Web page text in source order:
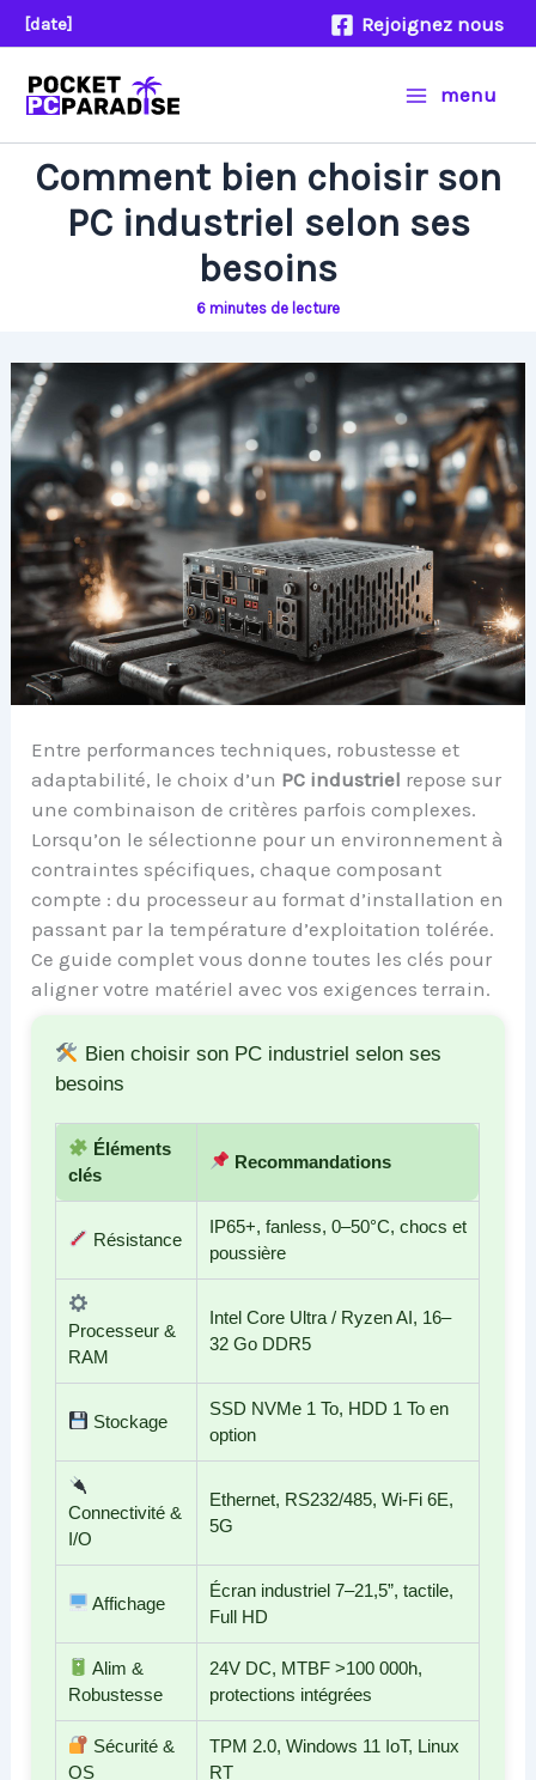
Aller
au
contenu
[date] Rejoignez nous
menu
Comment bien choisir son
PC industriel selon ses
besoins
6 minutes de lecture
Entre performances techniques, robustesse et
adaptabilité, le choix d’un PC industriel repose sur
une combinaison de critères parfois complexes.
Lorsqu’on le sélectionne pour un environnement à
contraintes spécifiques, chaque composant
compte : du processeur au format d’installation en
passant par la température d’exploitation tolérée.
Ce guide complet vous donne toutes les clés pour
aligner votre matériel avec vos exigences terrain.
Bien choisir son PC industriel selon ses
besoins
Éléments
clés
Recommandations
Résistance
IP65+, fanless, 0–50°C, chocs et
poussière
Processeur &
RAM
Intel Core Ultra / Ryzen AI, 16–
32 Go DDR5
Stockage
SSD NVMe 1 To, HDD 1 To en
option
Connectivité &
I/O
Ethernet, RS232/485, Wi-Fi 6E,
5G
Affichage
Écran industriel 7–21,5”, tactile,
Full HD
Alim &
Robustesse
24V DC, MTBF >100 000h,
protections intégrées
Sécurité &
OS
TPM 2.0, Windows 11 IoT, Linux
RT